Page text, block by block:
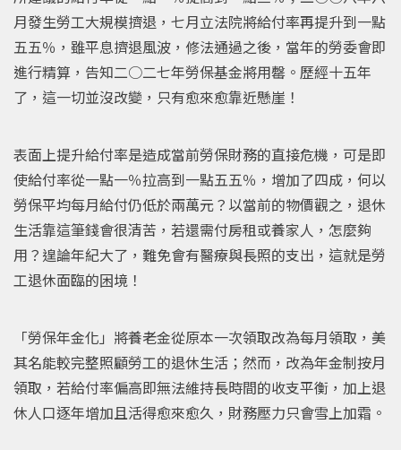
月發生勞工大規模擠退，七月立法院將給付率再提升到一點
五五％，雖平息擠退風波，修法通過之後，當年的勞委會即
進行精算，告知二○二七年勞保基金將用罄。歷經十五年
了，這一切並沒改變，只有愈來愈靠近懸崖！
表面上提升給付率是造成當前勞保財務的直接危機，可是即
使給付率從一點一％拉高到一點五五％，增加了四成，何以
勞保平均每月給付仍低於兩萬元？以當前的物價觀之，退休
生活靠這筆錢會很清苦，若還需付房租或養家人，怎麼夠
用？遑論年紀大了，難免會有醫療與長照的支出，這就是勞
工退休面臨的困境！
「勞保年金化」將養老金從原本一次領取改為每月領取，美
其名能較完整照顧勞工的退休生活；然而，改為年金制按月
領取，若給付率偏高即無法維持長時間的收支平衡，加上退
休人口逐年增加且活得愈來愈久，財務壓力只會雪上加霜。